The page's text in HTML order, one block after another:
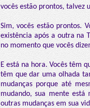
vocês estão prontos, talvez
Sim, vocês estão prontos.
existência após a outra na
no momento que vocês
E está na hora. Vocês têm
têm que dar uma olhada
mudanças porque até
mudando, sua mente está
outras mudanças em sua